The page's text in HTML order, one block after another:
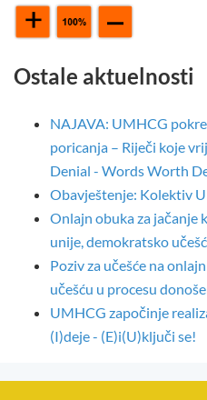
Ostale aktuelnosti
NAJAVA: UMHCG
poricanja – Riječi koje
Denial - Words Worth
Obavještenje: Kolektiv
Onlajn obuka za jačanje
unije, demokratsko
Poziv za učešće na
učešću u procesu
UMHCG započinje
(I)deje - (E)i(U)ključi se!